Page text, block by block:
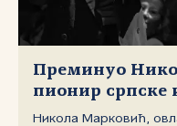
Преминуо
пионир српске
Никола Марковић,